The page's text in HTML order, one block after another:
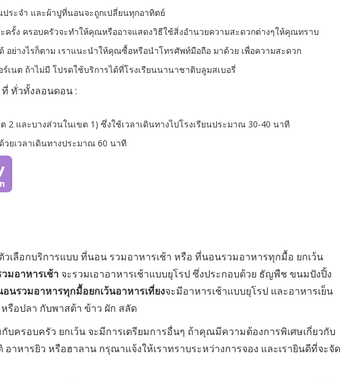
ระจำ และผ้าปูที่นอนจะถูกเปลี่ยนทุกอาทิตย์
ครั้ง ครอบครัวจะทำให้คุณหรืออาจแสดงวิธีใช้สิ่งอำนวยความสะดวกต่างๆให้คุณทราบ
ย่างไรก็ตาม เราแนะนำให้คุณซื้อหรือนำโทรศัพท์มือถือ มาด้วย เพื่อความสะดวก
เนต ถ้าไม่มี โปรดใช้บริการได้ที่โรงเรียนนานาชาติบลูมสเบอรี่
ที่ ทั่วทั้งลอนดอน :
2 และบางส่วนในเขต 1) ซึ่งใช้เวลาเดินทางไปโรงเรียนประมาณ 30-40 นาที
ยเวลาเดินทางประมาณ 60 นาที
วเลือกบริการแบบ ที่นอน รวมอาหารเช้า หรือ ที่นอนรวมอาหารทุกมื้อ ยกเว้น
มอาหารเช้า จะรวมเอาอาหารเช้าแบบยุโรป ซึ่งประกอบด้วย ธัญพืช ขนมปังปิ้ง
นรวมอาหารทุกมื้อยกเว้นอาหารเที่ยงจะมีอาหารเช้าแบบยุโรป และอาหารเย็น
รือปลา กับพาสต้า ข้าว ผัก สลัด
ครอบครัว ยกเว้น จะมีการเตรียมการอื่นๆ ถ้าคุณมีความต้องการพิเศษเกี่ยวกับ
อาหารยิว หรือฮาลาน กรุณาแจ้งให้เราทราบระหว่างการจอง และเรายินดีที่จะจัด